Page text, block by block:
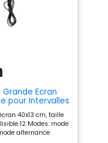
Grande Ecran
pour Intervalles
HIIT40x13 cm, taille
12 Modes: mode
mode alternance